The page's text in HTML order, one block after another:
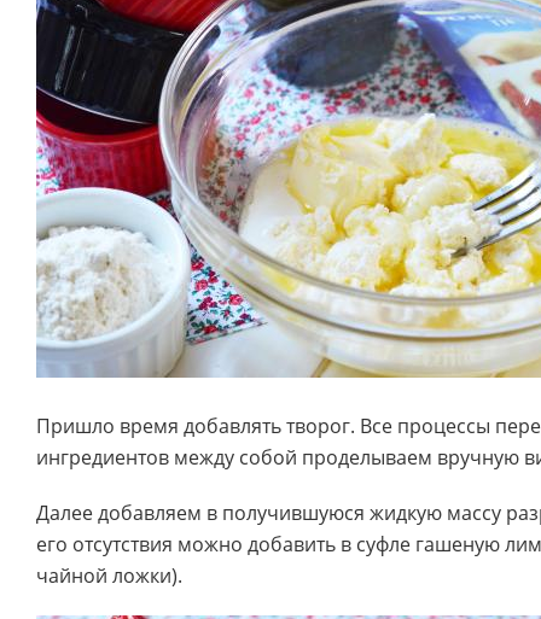
Пришло время добавлять творог. Все процессы
ингредиентов между собой проделываем вручную
Далее добавляем в получившуюся жидкую массу
его отсутствия можно добавить в суфле гашеную
чайной ложки).